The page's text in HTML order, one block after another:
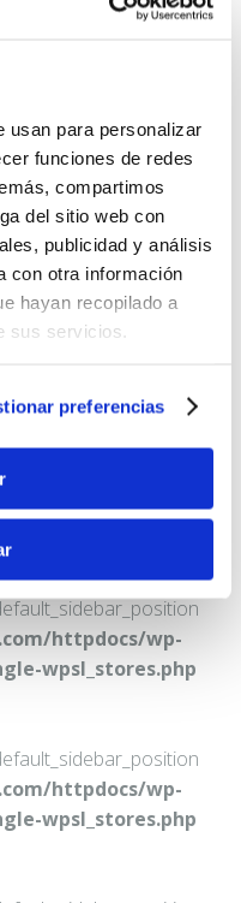
usan para personalizar
funciones de redes
compartimos
del sitio web con
publicidad y análisis
con otra información
hayan recopilado a
sus servicios.
preferencias
httpdocs/wp-
wpsl_stores.php
httpdocs/wp-
wpsl_stores.php